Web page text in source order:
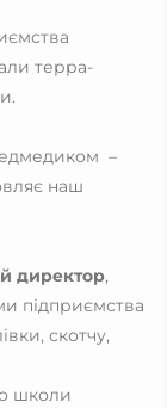
терра-
–
наш
директор,
підприємства
скотчу,
школи